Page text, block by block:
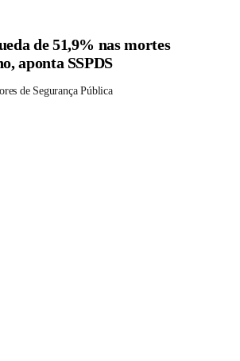
de 51,9% nas mortes
aponta SSPDS
de Segurança Pública